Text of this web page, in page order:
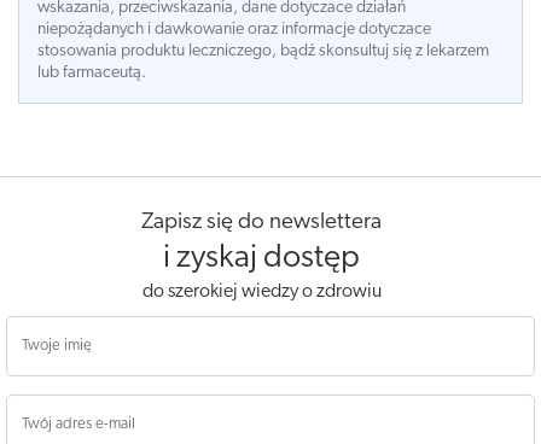
wskazania, przeciwskazania, dane dotyczace działań
niepożądanych i dawkowanie oraz informacje dotyczace
stosowania produktu leczniczego, bądź skonsultuj się z lekarzem
lub farmaceutą.
Zapisz się do newslettera
i zyskaj dostęp
do szerokiej wiedzy o zdrowiu